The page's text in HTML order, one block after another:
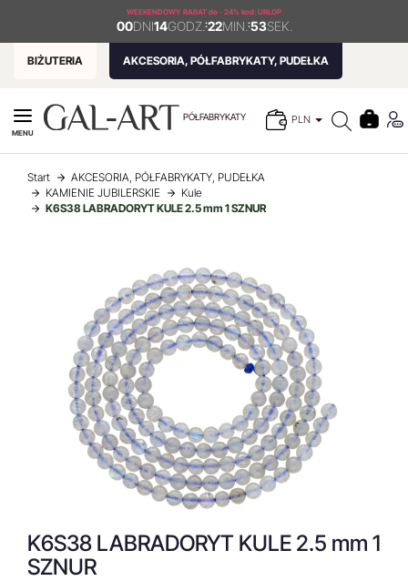
WEEKENDOWY RABAT do - 24% kod: URLOP
00DNI14GODZ. :22MIN. :53SEK.
BIŻUTERIA AKCESORIA, PÓŁFABRYKATY, PUDEŁKA
PÓŁFABRYKATY PLN
MENU
Start
AKCESORIA, PÓŁFABRYKATY, PUDEŁKA
KAMIENIE JUBILERSKIE
Kule
K6S38 LABRADORYT KULE 2.5 mm 1 SZNUR
K6S38 LABRADORYT KULE 2.5 mm 1
SZNUR